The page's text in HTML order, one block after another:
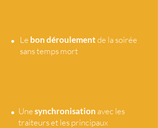
• Le bon déroulementde la soirée
sans temps mort
• Unesynchronisation avec les
traiteurs et les principaux